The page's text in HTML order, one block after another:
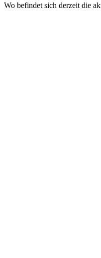
Wo befindet sich derzeit die